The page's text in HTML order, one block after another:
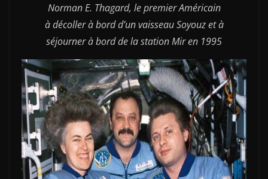
Norman E. Thagard, le premier Américain
à décoller à bord d’un vaisseau Soyouz et à
séjourner à bord de la station Mir en 1995